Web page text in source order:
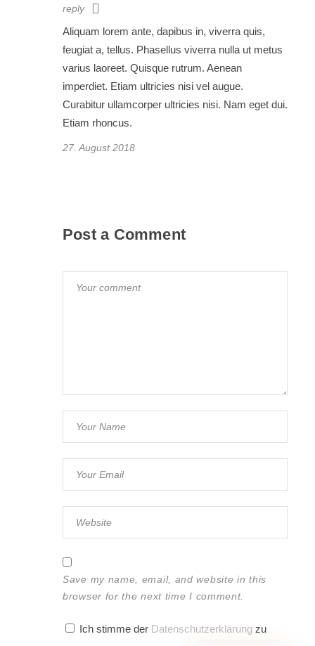
reply
Aliquam lorem ante, dapibus in, viverra quis,
feugiat a, tellus. Phasellus viverra nulla ut metus
varius laoreet. Quisque rutrum. Aenean
imperdiet. Etiam ultricies nisi vel augue.
Curabitur ullamcorper ultricies nisi. Nam eget dui.
Etiam rhoncus.
27. August 2018
Post a Comment
Save my name, email, and website in this
browser for the next time I comment.
Ich stimme der Datenschutzerklärung zu